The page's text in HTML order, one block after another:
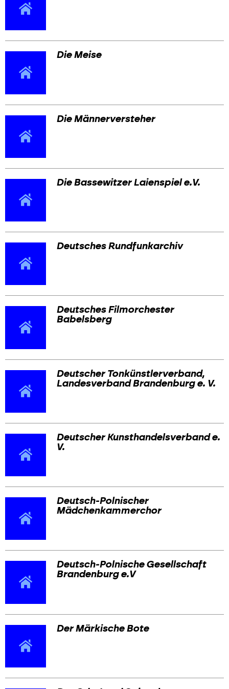
Die Meise
Die Männerversteher
Die Bassewitzer Laienspiel e.V.
Deutsches Rundfunkarchiv
Deutsches Filmorchester
Babelsberg
Deutscher Tonkünstlerverband,
Landesverband Brandenburg e. V.
Deutscher Kunsthandelsverband e.
V.
Deutsch-Polnischer
Mädchenkammerchor
Deutsch-Polnische Gesellschaft
Brandenburg e.V
Der Märkische Bote